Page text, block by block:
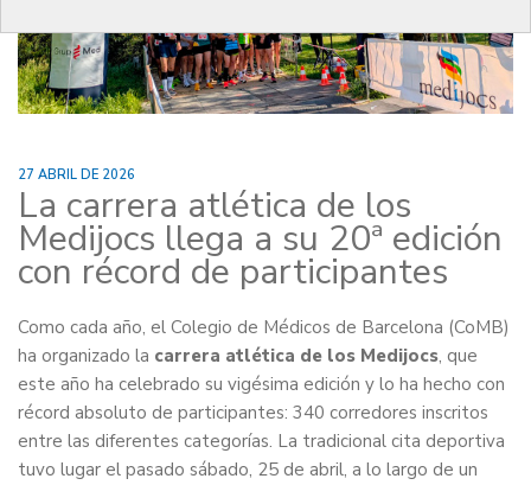
27 ABRIL DE 2026
La carrera atlética de los
Medijocs llega a su 20ª edición
con récord de participantes
Como cada año, el Colegio de Médicos de Barcelona (CoMB)
ha organizado la carrera atlética de los Medijocs, que
este año ha celebrado su vigésima edición y lo ha hecho con
récord absoluto de participantes: 340 corredores inscritos
entre las diferentes categorías. La tradicional cita deportiva
tuvo lugar el pasado sábado, 25 de abril, a lo largo de un